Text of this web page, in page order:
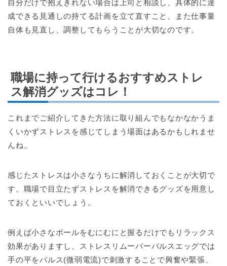
自分だけで抱えきれない場合は上司と相談し、具体的に達
成できる見通しの持てる計画を立て直すこと、また仕事量
自体も見直し、調整してもらうことが大切なのです。
職場に持って行けるおすすめストレ
ス解消グッズはコレ！
これまでご紹介してきた方法に取り組んでもなかなかうま
くいかずストレスを感じてしまう場面はあるかもしれませ
んね。
感じたストレスは小さなうちに解消しておくことが大切で
す。職場で目立たずストレスを解消できるグッズを用意し
ておくといいでしょう。
例えば小さなボールをむにむにと握るだけでもリラックス
効果がありますし、ストレスリムーバーパルスエッグでは
手の平をパルス(微弱電流)で刺激することで興奮や緊張、